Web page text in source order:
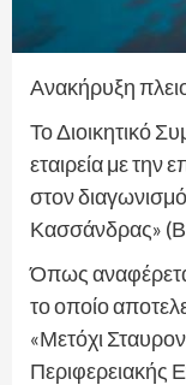
Ανακήρυξη
Το Διοικητικό
εταιρεία με
στον
Κασσάνδρας»
Όπως
το οποίο
«Μετόχι
Περιφερειακής